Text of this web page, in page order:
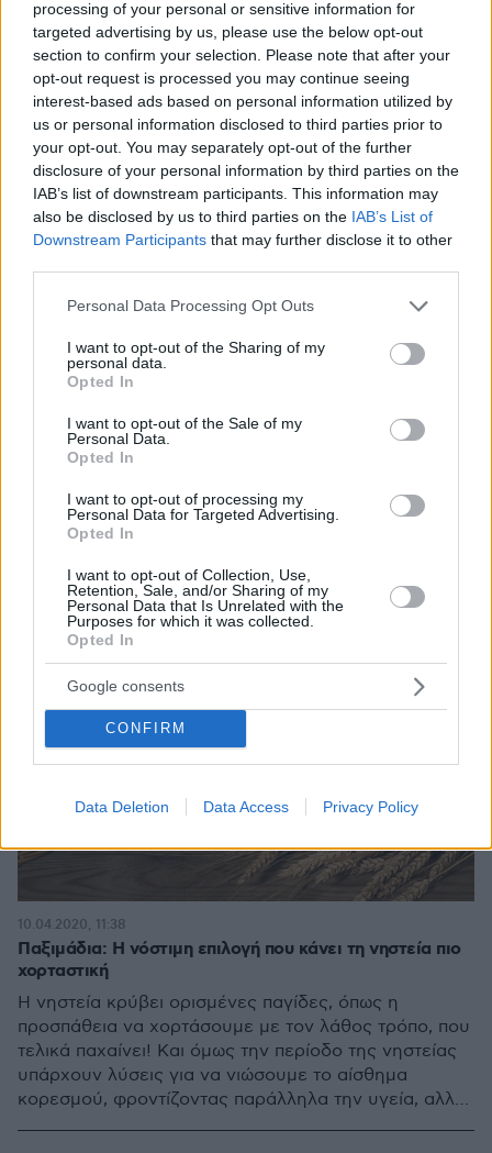
processing of your personal or sensitive information for
targeted advertising by us, please use the below opt-out
section to confirm your selection. Please note that after your
opt-out request is processed you may continue seeing
interest-based ads based on personal information utilized by
us or personal information disclosed to third parties prior to
your opt-out. You may separately opt-out of the further
disclosure of your personal information by third parties on the
IAB’s list of downstream participants. This information may
also be disclosed by us to third parties on the IAB’s List of
Downstream Participants that may further disclose it to other
Please note that this website/app uses one or more Google
not limited to your visit or usage behaviour. You may click to
grant or deny consent to Google and its third-party tags to
use your data for below specified purposes in below Google
consent section.
Personal Data Processing Opt Outs
I want to opt-out of the Sharing of my
personal data.
Opted In
I want to opt-out of the Sale of my
Personal Data.
Opted In
I want to opt-out of processing my
Personal Data for Targeted Advertising.
Opted In
I want to opt-out of Collection, Use,
Retention, Sale, and/or Sharing of my
Personal Data that Is Unrelated with the
Purposes for which it was collected.
Opted In
Google consents
CONFIRM
Data Deletion Data Access Privacy Policy
Χαλβάς με παξιμάδι χαρουπιού
Ο αγαπημένος μας σιμιγδαλένιος χαλβάς σε μια
ενδιαφέρουσα και πολύ νόστιμη εκδοχή με Παξιμάδι
Χαρουπιού Το Μάννα Τσατσαρωνάκη.
Παξιμάδια: Η νόστιμη επιλογή που κάνει τη νηστεία πιο
χορταστική
Η νηστεία κρύβει ορισμένες παγίδες, όπως η
προσπάθεια να χορτάσουμε με τον λάθος τρόπο, που
τελικά παχαίνει! Και όμως την περίοδο της νηστείας
υπάρχουν λύσεις για να νιώσουμε το αίσθημα
κορεσμού, φροντίζοντας παράλληλα την υγεία, αλλά
10.04.2020, 11:38